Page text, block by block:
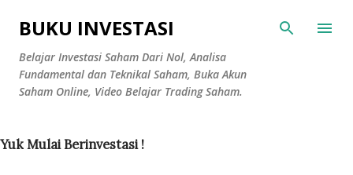
Langsung ke konten utama
BUKU INVESTASI
Belajar Investasi Saham Dari Nol, Analisa
Fundamental dan Teknikal Saham, Buka Akun
Saham Online, Video Belajar Trading Saham.
Yuk Mulai Berinvestasi !